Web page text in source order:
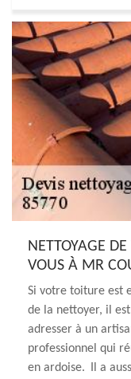
NETTOYAGE
VOUS À MR
Si votre toiture est
de la nettoyer, il
adresser à un
professionnel qui
en ardoise. Il a